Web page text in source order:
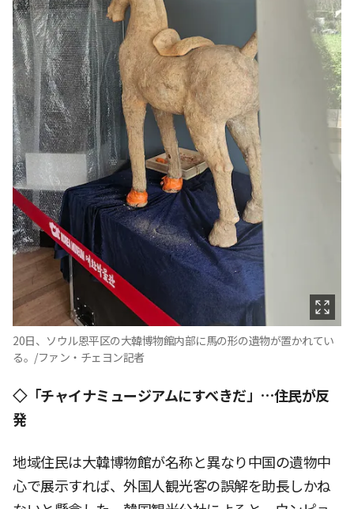
20日、ソウル恩平区の大韓博物館内部に馬の形の遺物が置かれてい
る。/ファン・チェヨン記者
◇「チャイナミュージアムにすべきだ」…住民が反
発
地域住民は大韓博物館が名称と異なり中国の遺物中
心で展示すれば、外国人観光客の誤解を助長しかね